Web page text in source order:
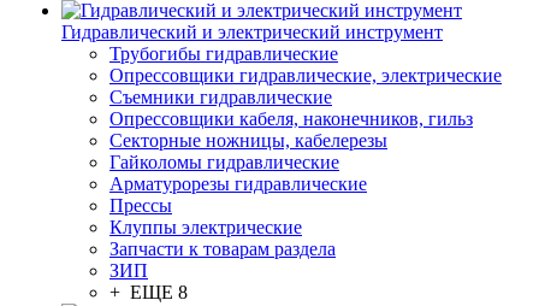
Гидравлический и электрический инструмент
Трубогибы гидравлические
Опрессовщики гидравлические, электрические
Съемники гидравлические
Опрессовщики кабеля, наконечников, гильз
Секторные ножницы, кабелерезы
Гайколомы гидравлические
Арматурорезы гидравлические
Прессы
Клуппы электрические
Запчасти к товарам раздела
ЗИП
+ ЕЩЕ 8